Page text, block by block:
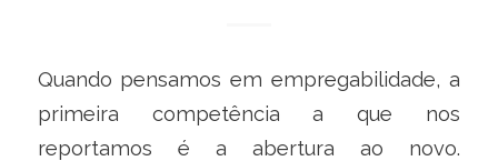
Quando pensamos em empregabilidade, a
primeira competência a que nos
reportamos é a abertura ao novo.